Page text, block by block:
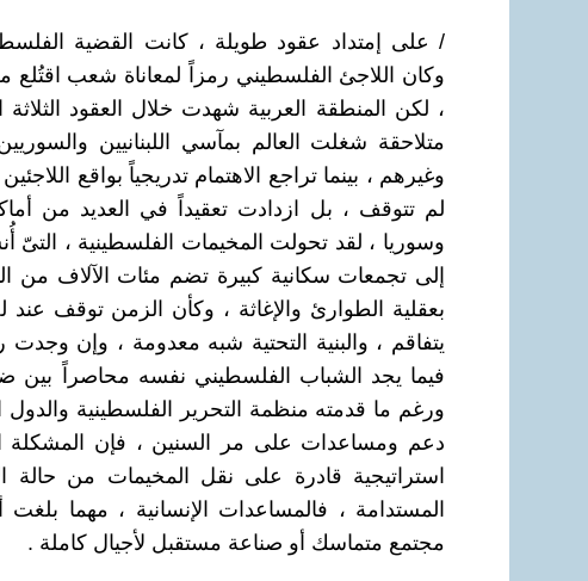
/ على إمتداد عقود طويلة ، كانت القضية
وكان اللاجئ الفلسطيني رمزاً لمعاناة شعب اقتُلع
، لكن المنطقة العربية شهدت خلال العقود
متلاحقة شغلت العالم بمآسي اللبنانيين والسوريين
وغيرهم ، بينما تراجع الاهتمام تدريجياً بواقع
لم تتوقف ، بل ازدادت تعقيداً في العديد من
وسوريا ، لقد تحولت المخيمات الفلسطينية ،
إلى تجمعات سكانية كبيرة تضم مئات الآلاف من
بعقلية الطوارئ والإغاثة ، وكأن الزمن توقف عند
يتفاقم ، والبنية التحتية شبه معدومة ، وإن
فيما يجد الشباب الفلسطيني نفسه محاصراً بين
ورغم ما قدمته منظمة التحرير الفلسطينية
دعم ومساعدات على مر السنين ، فإن المشكلة
استراتيجية قادرة على نقل المخيمات من حالة
المستدامة ، فالمساعدات الإنسانية ، مهما بلغت
مجتمع متماسك أو صناعة مستقبل لأجيال كاملة .